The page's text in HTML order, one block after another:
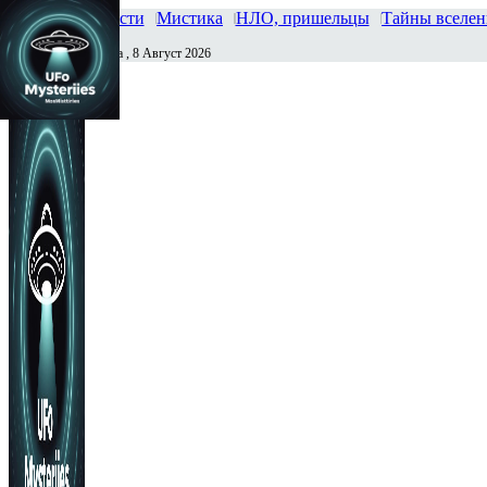
Главная Новости Мистика НЛО, пришельцы Тайны
Сегодня Суббота , 8 Август 2026